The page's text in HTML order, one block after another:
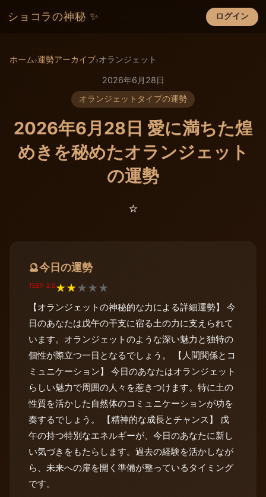
ショコラの神秘 ✨ ログイン
×
ホーム›運勢アーカイブ›オランジェット
2026年6月28日
オランジェットタイプの運勢
2026年6月28日 愛に満ちた煌
めきを秘めたオランジェット
の運勢
⭐️
🔮今日の運勢
TEST: 2.0★★★★★
【オランジェットの神秘的な力による詳細運勢】 今
日のあなたは戊午の干支に宿る土の力に支えられて
います。オランジェットのような深い魅力と独特の
個性が際立つ一日となるでしょう。 【人間関係とコ
ミュニケーション】 今日のあなたはオランジェット
らしい魅力で周囲の人々を惹きつけます。特に土の
性質を活かした自然体のコミュニケーションが功を
奏するでしょう。 【精神的な成長とチャンス】 戊
午の持つ特別なエネルギーが、今日のあなたに新し
い気づきをもたらします。過去の経験を活かしなが
ら、未来への扉を開く準備が整っているタイミング
です。